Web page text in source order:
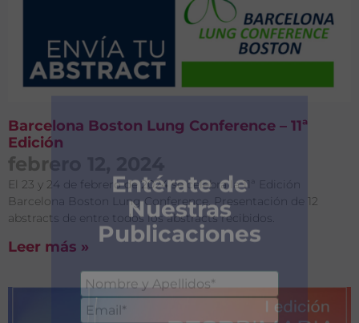
Barcelona Boston Lung Conference – 11ª
Edición
febrero 12, 2024
El 23 y 24 de febrero de 2024 se celebra la 11ª Edición
Barcelona Boston Lung Conference. Presentación de 12
abstracts de entre todos los abstracts recibidos.
Leer más »